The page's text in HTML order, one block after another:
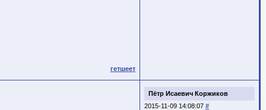
гетшеет
Пётр Исаевич Коржиков
2015-11-09 14:08:07 #